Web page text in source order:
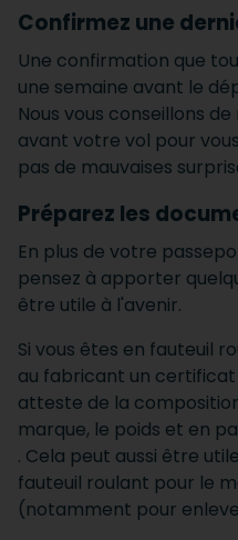
Confirmez une
Une confirmation que
une semaine avant le
Nous vous conseillons
avant votre vol pour
pas de mauvaises
Préparez les
En plus de votre
pensez à apporter
être utile à l'avenir.
Si vous êtes en fauteuil
au fabricant un certificat
atteste de la
marque, le poids et en
. Cela peut aussi être
fauteuil roulant pour le
(notamment pour